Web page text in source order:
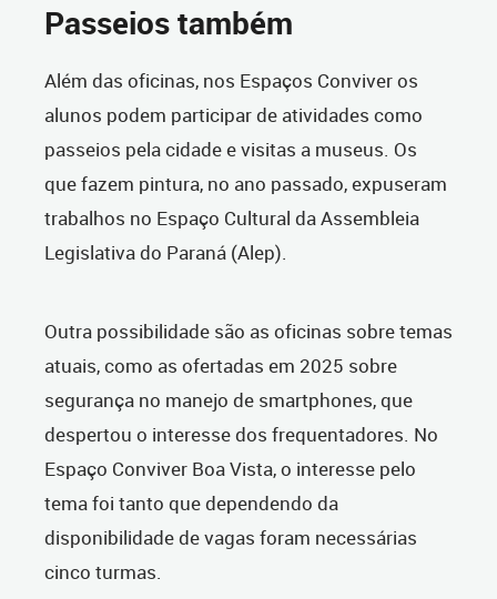
Passeios também
Além das oficinas, nos Espaços Conviver os
alunos podem participar de atividades como
passeios pela cidade e visitas a museus. Os
que fazem pintura, no ano passado, expuseram
trabalhos no Espaço Cultural da Assembleia
Legislativa do Paraná (Alep).
Outra possibilidade são as oficinas sobre temas
atuais, como as ofertadas em 2025 sobre
segurança no manejo de smartphones, que
despertou o interesse dos frequentadores. No
Espaço Conviver Boa Vista, o interesse pelo
tema foi tanto que dependendo da
disponibilidade de vagas foram necessárias
cinco turmas.